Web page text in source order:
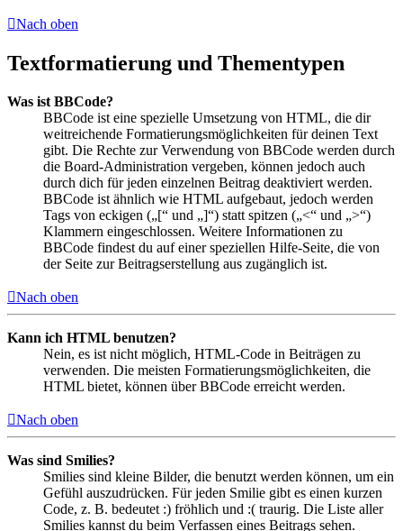
Nach oben
Textformatierung und Thementypen
Was ist BBCode?
BBCode ist eine spezielle Umsetzung von HTML, die dir
weitreichende Formatierungsmöglichkeiten für deinen Text
gibt. Die Rechte zur Verwendung von BBCode werden durch
die Board-Administration vergeben, können jedoch auch
durch dich für jeden einzelnen Beitrag deaktiviert werden.
BBCode ist ähnlich wie HTML aufgebaut, jedoch werden
Tags von eckigen („[“ und „]“) statt spitzen („<“ und „>“)
Klammern eingeschlossen. Weitere Informationen zu
BBCode findest du auf einer speziellen Hilfe-Seite, die von
der Seite zur Beitragserstellung aus zugänglich ist.
Nach oben
Kann ich HTML benutzen?
Nein, es ist nicht möglich, HTML-Code in Beiträgen zu
verwenden. Die meisten Formatierungsmöglichkeiten, die
HTML bietet, können über BBCode erreicht werden.
Nach oben
Was sind Smilies?
Smilies sind kleine Bilder, die benutzt werden können, um ein
Gefühl auszudrücken. Für jeden Smilie gibt es einen kurzen
Code, z. B. bedeutet :) fröhlich und :( traurig. Die Liste aller
Smilies kannst du beim Verfassen eines Beitrags sehen.